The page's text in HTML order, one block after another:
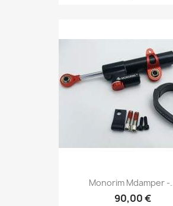
Monorim Mdamper -
90,00 €